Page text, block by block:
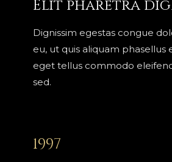
Elit pharetra
Dignissim egestas congue
eu, ut quis aliquam phasellus
eget tellus commodo
sed.
1997